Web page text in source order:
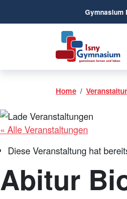
Gymnasium
Home
« Alle Veranstaltungen
Diese Veranstaltung hat
Abitur